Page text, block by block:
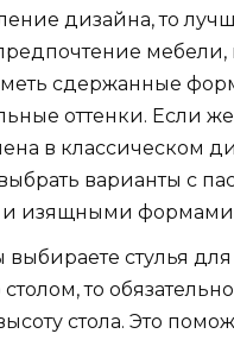
дизайна, то
мебели,
сдержанные
оттенки. Если
в классическом
варианты с
и изящными
выбираете стулья для
то
стола. Это